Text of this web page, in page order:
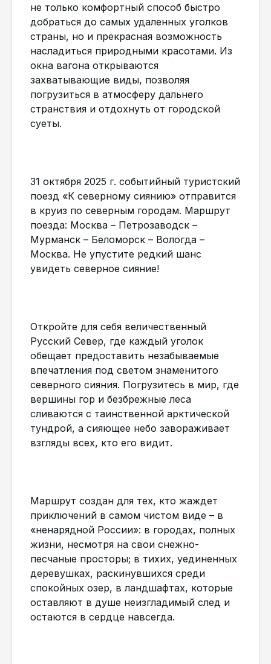
не только комфортный способ быстро
добраться до самых удаленных уголков
страны, но и прекрасная возможность
насладиться природными красотами. Из
окна вагона открываются
захватывающие виды, позволяя
погрузиться в атмосферу дальнего
странствия и отдохнуть от городской
суеты.
31 октября 2025 г. событийный туристский
поезд «К северному сиянию» отправится
в круиз по северным городам. Маршрут
поезда: Москва – Петрозаводск –
Мурманск – Беломорск – Вологда –
Москва. Не упустите редкий шанс
увидеть северное сияние!
Откройте для себя величественный
Русский Север, где каждый уголок
обещает предоставить незабываемые
впечатления под светом знаменитого
северного сияния. Погрузитесь в мир, где
вершины гор и безбрежные леса
сливаются с таинственной арктической
тундрой, а сияющее небо завораживает
взгляды всех, кто его видит.
Маршрут создан для тех, кто жаждет
приключений в самом чистом виде – в
«ненарядной России»: в городах, полных
жизни, несмотря на свои снежно-
песчаные просторы; в тихих, уединенных
деревушках, раскинувшихся среди
спокойных озер, в ландшафтах, которые
оставляют в душе неизгладимый след и
остаются в сердце навсегда.